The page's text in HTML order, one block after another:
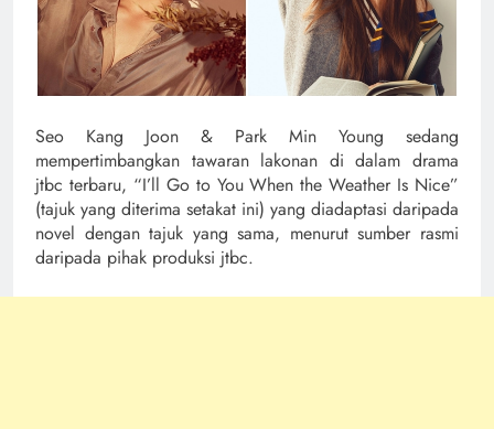
Seo Kang Joon & Park Min Young sedang
mempertimbangkan tawaran lakonan di dalam drama
jtbc terbaru, “I’ll Go to You When the Weather Is Nice”
(tajuk yang diterima setakat ini) yang diadaptasi daripada
novel dengan tajuk yang sama, menurut sumber rasmi
daripada pihak produksi jtbc.